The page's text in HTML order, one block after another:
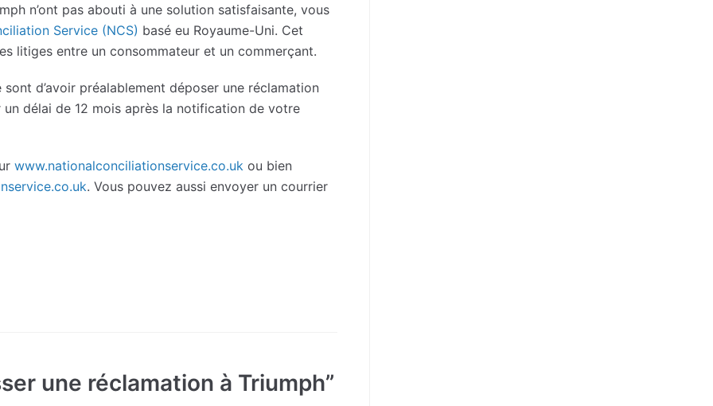
n’ont pas abouti à une solution satisfaisante, vous
Service (NCS) basé eu Royaume-Uni. Cet
litiges entre un consommateur et un commerçant.
d’avoir préalablement déposer une réclamation
délai de 12 mois après la notification de votre
www.nationalconciliationservice.co.uk ou bien
. Vous pouvez aussi envoyer un courrier
une réclamation à Triumph”